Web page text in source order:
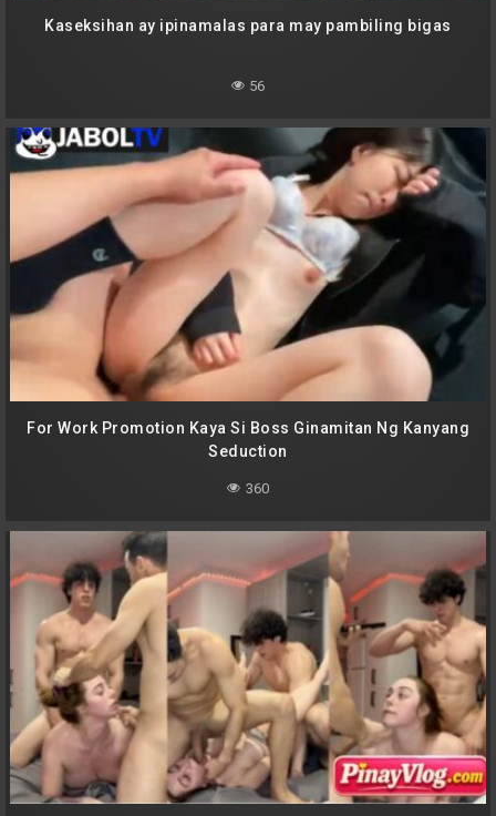
Kaseksihan ay ipinamalas para may pambiling bigas
56
For Work Promotion Kaya Si Boss Ginamitan Ng Kanyang
Seduction
360